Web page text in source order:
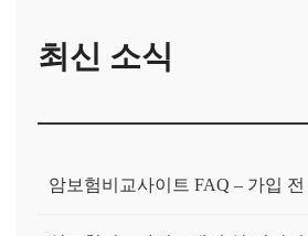
최신 소식
암보험비교사이트 FAQ – 가입